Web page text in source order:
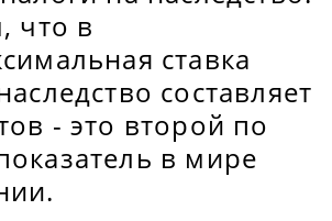
что в
ставка
составляет
- это второй по
в мире